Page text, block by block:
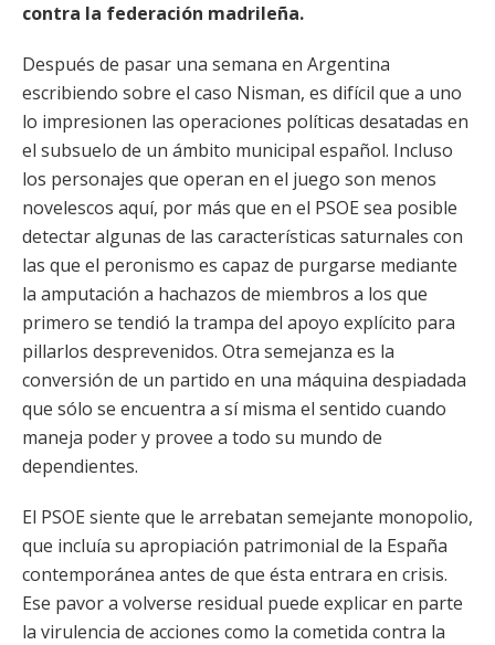
contra la federación madrileña.
Después de pasar una semana en Argentina
escribiendo sobre el caso Nisman, es difícil que a uno
lo impresionen las operaciones políticas desatadas en
el subsuelo de un ámbito municipal español. Incluso
los personajes que operan en el juego son menos
novelescos aquí, por más que en el PSOE sea posible
detectar algunas de las características saturnales con
las que el peronismo es capaz de purgarse mediante
la amputación a hachazos de miembros a los que
primero se tendió la trampa del apoyo explícito para
pillarlos desprevenidos. Otra semejanza es la
conversión de un partido en una máquina despiadada
que sólo se encuentra a sí misma el sentido cuando
maneja poder y provee a todo su mundo de
dependientes.
El PSOE siente que le arrebatan semejante monopolio,
que incluía su apropiación patrimonial de la España
contemporánea antes de que ésta entrara en crisis.
Ese pavor a volverse residual puede explicar en parte
la virulencia de acciones como la cometida contra la